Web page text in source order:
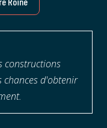
constructions
chances d'obtenir